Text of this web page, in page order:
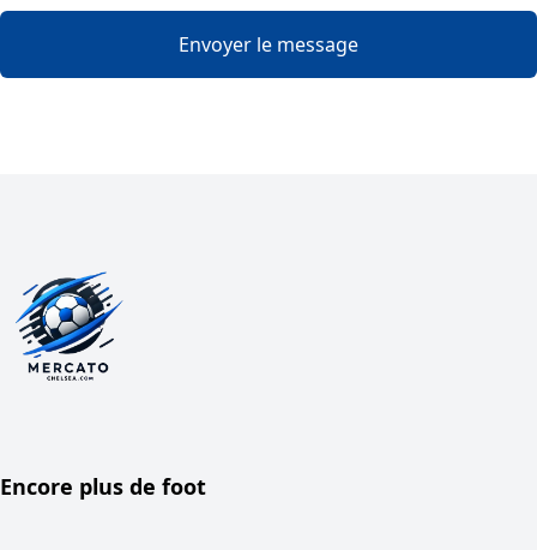
Envoyer le message
Encore plus de foot